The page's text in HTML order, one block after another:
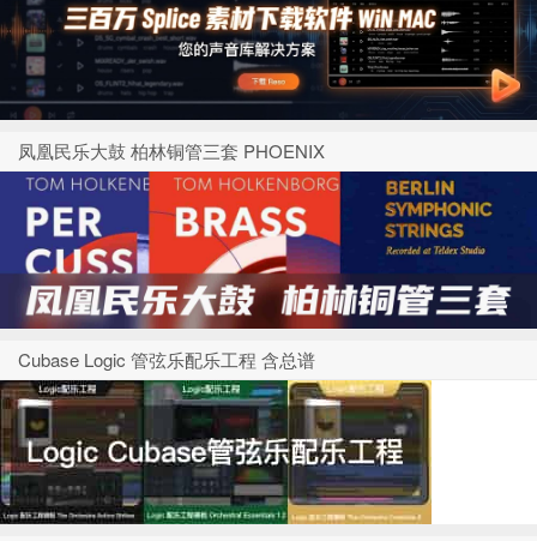
凤凰民乐大鼓 柏林铜管三套 PHOENIX
Cubase Logic 管弦乐配乐工程 含总谱